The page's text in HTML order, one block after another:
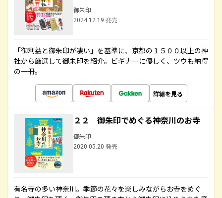
御朱印
2024.12.19 発売
「御利益と御朱印が凄い」を基準に、京都の１５００以上の神
社から厳選して御朱印を紹介。ビギナーに優しく、ツウも納得
の一冊。
詳細を見る
２２ 御朱印でめぐる神奈川のお寺
御朱印
2020.05.20 発売
有名寺の多い神奈川。季節の花々を楽しみながらお寺をめぐ